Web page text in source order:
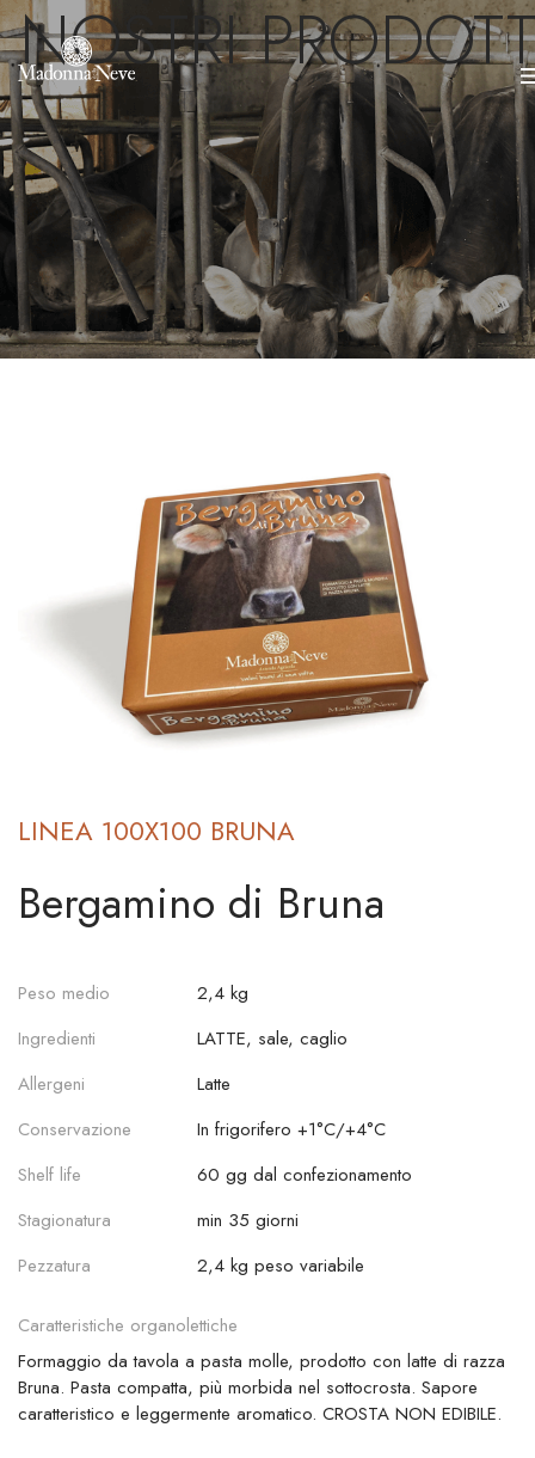
LINEA 100X100 BRUNA
Bergamino di Bruna
Peso medio
2,4 kg
Ingredienti
LATTE, sale, caglio
Allergeni
Latte
Conservazione
In frigorifero +1°C/+4°C
Shelf life
60 gg dal confezionamento
Stagionatura
min 35 giorni
Pezzatura
2,4 kg peso variabile
Caratteristiche organolettiche
Formaggio da tavola a pasta molle, prodotto con latte di razza
Bruna. Pasta compatta, più morbida nel sottocrosta. Sapore
caratteristico e leggermente aromatico. CROSTA NON EDIBILE.